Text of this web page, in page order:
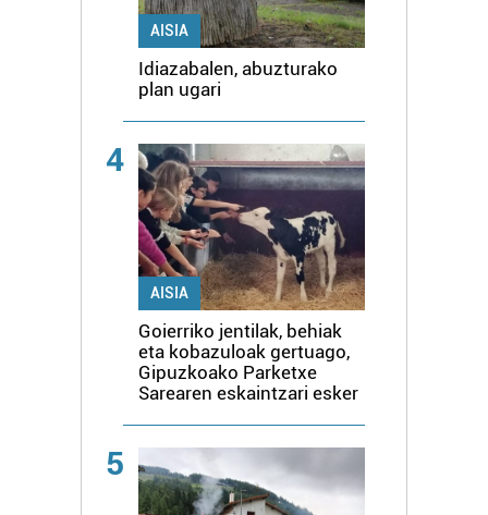
AISIA
Idiazabalen, abuzturako
plan ugari
4
AISIA
Goierriko jentilak, behiak
eta kobazuloak gertuago,
Gipuzkoako Parketxe
Sarearen eskaintzari esker
5